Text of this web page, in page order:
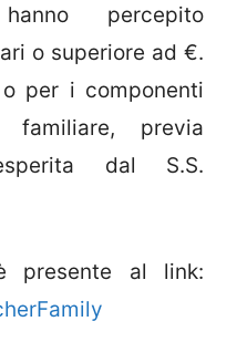
percepito
o superiore ad €.
per i componenti
previa
dal S.S.
presente al link: